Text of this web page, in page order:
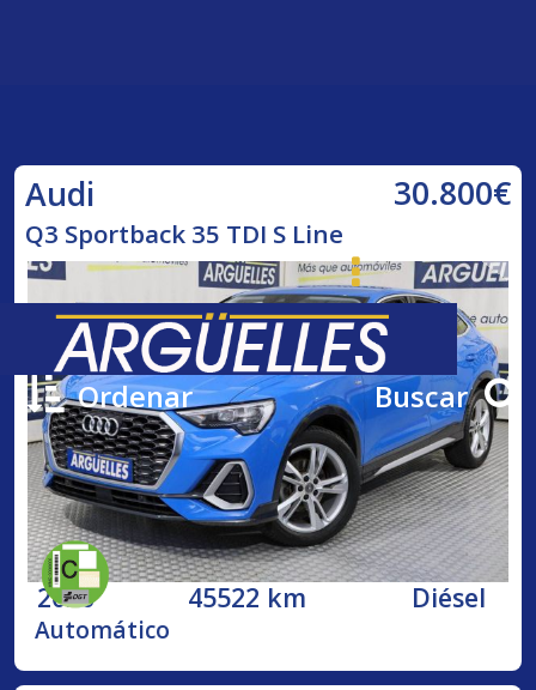
Ordenar Buscar
Audi 30.800€
Q3 Sportback 35 TDI S Line
2020 45522 km Diésel
Automático